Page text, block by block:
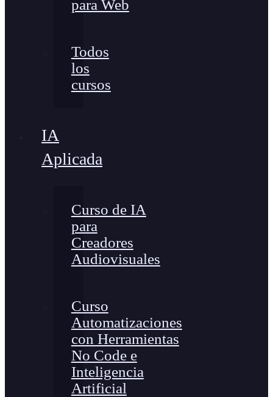
para Web
Todos
los
cursos
IA
Aplicada
Curso de IA
para
Creadores
Audiovisuales
Curso
Automatizaciones
con Herramientas
No Code e
Inteligencia
Artificial